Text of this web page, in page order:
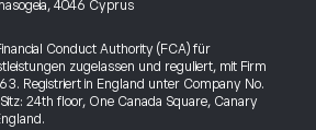
4046 Cyprus
Conduct Authority (FCA) für
zugelassen und reguliert, mit Firm
Registriert in England unter Company No.
24th floor, One Canada Square, Canary